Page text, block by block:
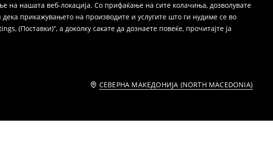
на нашата веб-локација. Со прифаќање на сите колачиња, дозволувате
прикажувањето на производите и услугите што ги нудиме се во
(Поставки)“, а доколку сакате да дознаете повеќе, прочитајте ја
СЕВЕРНА МАКЕДОНИЈА (NORTH MACEDONIA)